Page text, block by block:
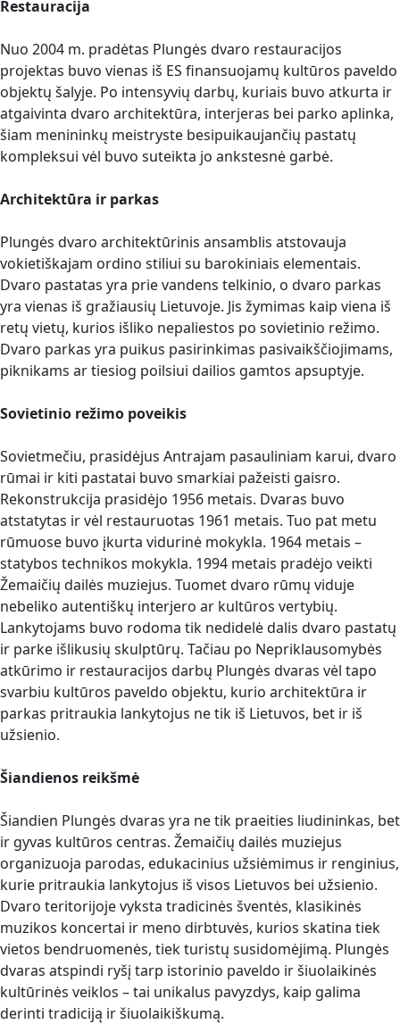
Restauracija
Nuo 2004 m. pradėtas Plungės dvaro restauracijos
projektas buvo vienas iš ES finansuojamų kultūros paveldo
objektų šalyje. Po intensyvių darbų, kuriais buvo atkurta ir
atgaivinta dvaro architektūra, interjeras bei parko aplinka,
šiam menininkų meistryste besipuikaujančių pastatų
kompleksui vėl buvo suteikta jo ankstesnė garbė.
Architektūra ir parkas
Plungės dvaro architektūrinis ansamblis atstovauja
vokietiškajam ordino stiliui su barokiniais elementais.
Dvaro pastatas yra prie vandens telkinio, o dvaro parkas
yra vienas iš gražiausių Lietuvoje. Jis žymimas kaip viena iš
retų vietų, kurios išliko nepaliestos po sovietinio režimo.
Dvaro parkas yra puikus pasirinkimas pasivaikščiojimams,
piknikams ar tiesiog poilsiui dailios gamtos apsuptyje.
Sovietinio režimo poveikis
Sovietmečiu, prasidėjus Antrajam pasauliniam karui, dvaro
rūmai ir kiti pastatai buvo smarkiai pažeisti gaisro.
Rekonstrukcija prasidėjo 1956 metais. Dvaras buvo
atstatytas ir vėl restauruotas 1961 metais. Tuo pat metu
rūmuose buvo įkurta vidurinė mokykla. 1964 metais –
statybos technikos mokykla. 1994 metais pradėjo veikti
Žemaičių dailės muziejus. Tuomet dvaro rūmų viduje
nebeliko autentiškų interjero ar kultūros vertybių.
Lankytojams buvo rodoma tik nedidelė dalis dvaro pastatų
ir parke išlikusių skulptūrų. Tačiau po Nepriklausomybės
atkūrimo ir restauracijos darbų Plungės dvaras vėl tapo
svarbiu kultūros paveldo objektu, kurio architektūra ir
parkas pritraukia lankytojus ne tik iš Lietuvos, bet ir iš
užsienio.
Šiandienos reikšmė
Šiandien Plungės dvaras yra ne tik praeities liudininkas, bet
ir gyvas kultūros centras. Žemaičių dailės muziejus
organizuoja parodas, edukacinius užsiėmimus ir renginius,
kurie pritraukia lankytojus iš visos Lietuvos bei užsienio.
Dvaro teritorijoje vyksta tradicinės šventės, klasikinės
muzikos koncertai ir meno dirbtuvės, kurios skatina tiek
vietos bendruomenės, tiek turistų susidomėjimą. Plungės
dvaras atspindi ryšį tarp istorinio paveldo ir šiuolaikinės
kultūrinės veiklos – tai unikalus pavyzdys, kaip galima
derinti tradiciją ir šiuolaikiškumą.